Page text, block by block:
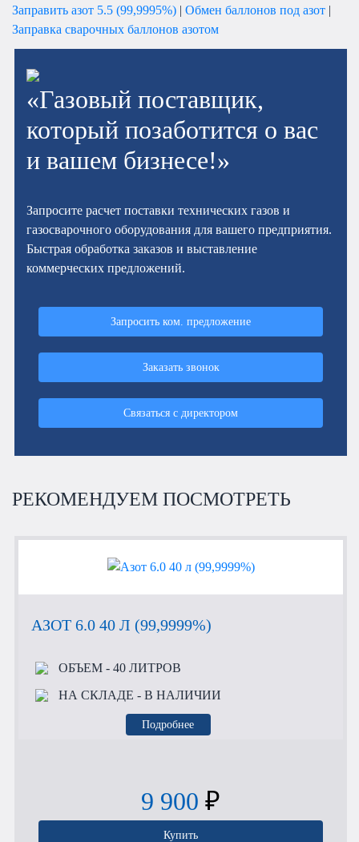
Заправить азот 5.5 (99,9995%) | Обмен баллонов под азот |
Заправка сварочных баллонов азотом
«Газовый поставщик,
который позаботится о вас
и вашем бизнесе!»
Запросите расчет поставки технических газов и
газосварочного оборудования для вашего предприятия.
Быстрая обработка заказов и выставление
коммерческих предложений.
Запросить ком. предложение
Заказать звонок
Связаться с директором
РЕКОМЕНДУЕМ ПОСМОТРЕТЬ
АЗОТ 6.0 40 Л (99,9999%)
ОБЪЕМ- 40 ЛИТРОВ
НА СКЛАДЕ - В НАЛИЧИИ
Подробнее
9 900 ₽
Купить